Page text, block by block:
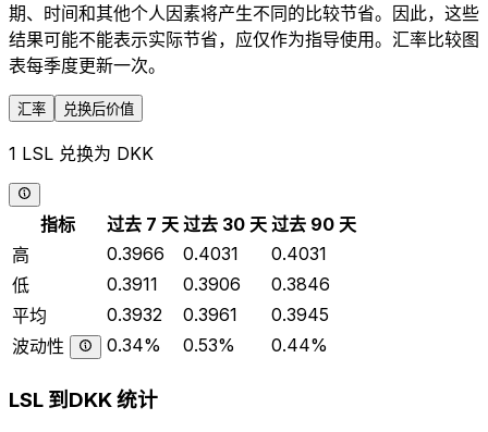
期、时间和其他个人因素将产生不同的比较节省。因此，这些
结果可能不能表示实际节省，应仅作为指导使用。汇率比较图
表每季度更新一次。
汇率 兑换后价值
1 LSL 兑换为 DKK
指标 过去 7 天 过去 30 天 过去 90 天
高
0.3966 0.4031
0.4031
低
0.3911 0.3906
0.3846
平均
0.3932 0.3961
0.3945
波动性
0.34% 0.53% 0.44%
LSL 到DKK 统计